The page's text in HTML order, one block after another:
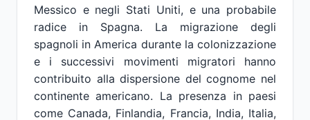
Messico e negli Stati Uniti, e una probabile
radice in Spagna. La migrazione degli
spagnoli in America durante la colonizzazione
e i successivi movimenti migratori hanno
contribuito alla dispersione del cognome nel
continente americano. La presenza in paesi
come Canada, Finlandia, Francia, India, Italia,